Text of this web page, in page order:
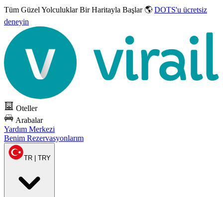
Tüm Güzel YolculuklarBir Haritayla Başlar 🌎 DOTS'u ücretsiz
deneyin
Oteller
Arabalar
Yardım Merkezi
Benim Rezervasyonlarım
TR | TRY